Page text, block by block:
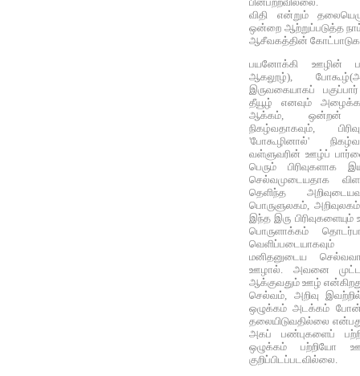
விதி என்றும்
ஒன்றை ஆற்றுப்படுத்த
ஆசீவகத்தின்
பயனோக்கி ஊழின்
ஆகலூழ்),
இருவகையாகப்
தீயூழ் எனவும்
ஆக்கம், ஒன்றன்
நிகழ்வதாகவும்,
'போகூழினால்'
வள்ளுவரின் ஊழ்ப்
பெரும் பிரிவுகளாக
செல்வமுடையதாக
தெளிந்த
பொருளுலகம்,
இந்த இரு
பொருளாக்கம்
வெளிப்படையாகவும்
மனிதனுடைய
ஊழால். அவனை
ஆக்குவதும் ஊழ்
செல்வம், அறிவு
ஒழுக்கம் அடக்கம்
தலையிடுவதில்லை
அகப் பண்புகளைப்
ஒழுக்கம் பற்றியோ
குறிப்பிடப்படவில்லை.